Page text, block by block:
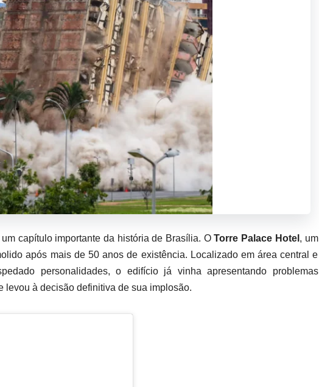
capítulo importante da história de Brasília. OTorre Palace Hotel , um
após mais de 50 anos de existência. Localizado em área central e
personalidades, o edifício já vinha apresentando problemas
levou à decisão definitiva de sua implosão.